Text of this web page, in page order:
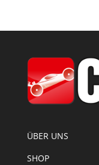
ÜBER UNS
SHOP